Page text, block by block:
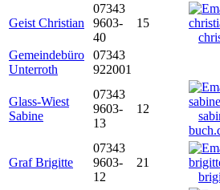
Geist Christian
07343
9603-
40
15
Gemeindebüro
Unterroth
07343
922001
Glass-Wiest
Sabine
07343
9603-
13
12
Graf Brigitte
07343
9603-
12
21